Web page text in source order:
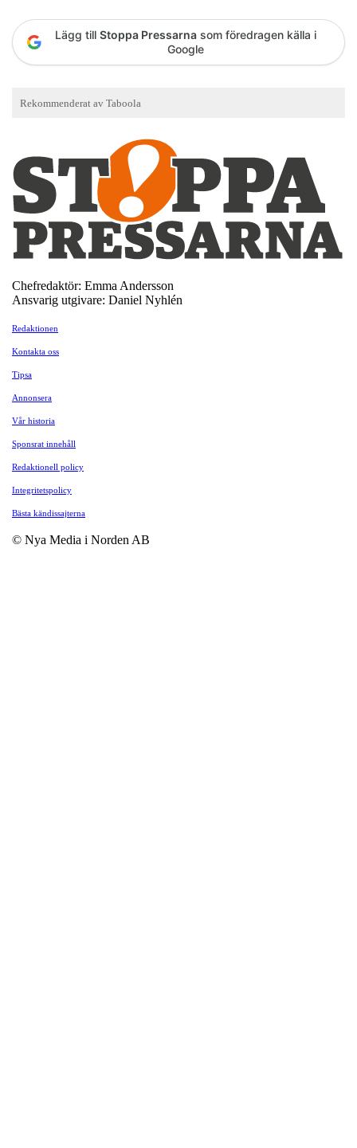
Lägg till Stoppa Pressarna som föredragen källa i
Google
Chefredaktör: Emma Andersson
Ansvarig utgivare: Daniel Nyhlén
Redaktionen
Kontakta oss
Tipsa
Annonsera
Vår historia
Sponsrat innehåll
Redaktionell policy
Integritetspolicy
Bästa kändissajterna
© Nya Media i Norden AB